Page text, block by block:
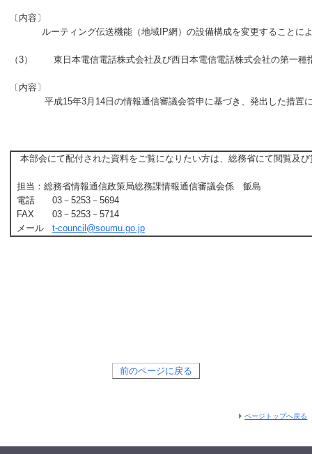
〔内容〕
ルーティング伝送機能（地域IP網）の設備構成を変更することに
（3） 東日本電信電話株式会社及び西日本電信電話株式会社の第一種
〔内容〕
平成15年3月14日の情報通信審議会答申に基づき、発出した措置
本部会にて配付された資料をご覧になりたい方は、総務省にて閲覧及
担当： 総務省情報通信政策局総務課情報通信審議会係 飯島
電話
03－5253－5694
FAX
03－5253－5714
メール
t-council@soumu.go.jp
前のページに戻る
ページトップへ戻る